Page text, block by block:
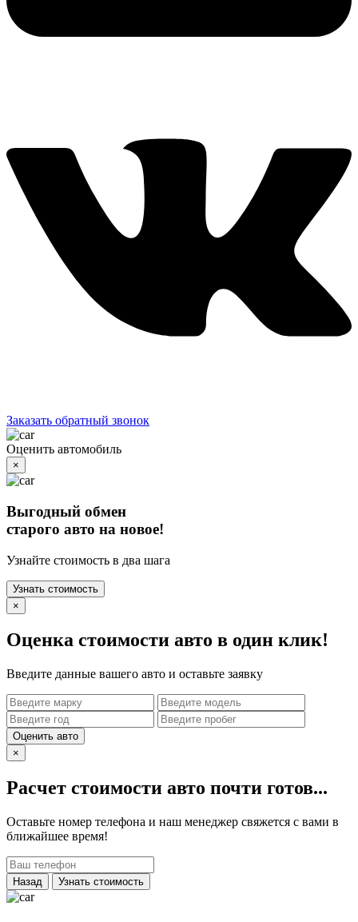
Заказать обратный звонок
Оценить автомобиль
×
Выгодный обмен
старого авто на новое!
Узнайте стоимость в два шага
Узнать стоимость
×
Оценка стоимости авто в один клик!
Введите данные вашего авто и оставьте заявку
Оценить авто
×
Расчет стоимости авто почти готов...
Оставьте номер телефона и наш менеджер свяжется с вами в
ближайшее время!
Назад Узнать стоимость